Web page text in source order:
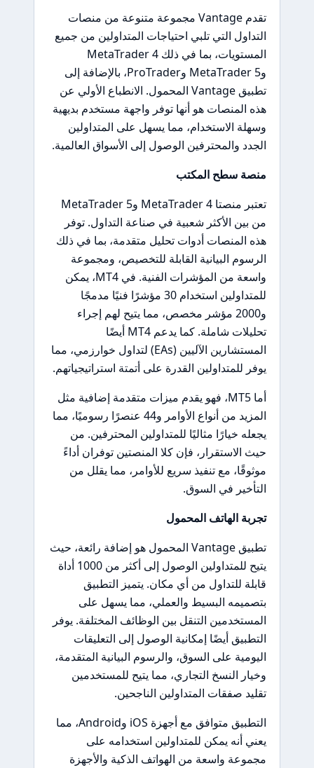
تقدم Vantage مجموعة متنوعة من منصات
التداول التي تلبي احتياجات المتداولين من جميع
المستويات، بما في ذلك MetaTrader 4
وMetaTrader 5 وProTrader، بالإضافة إلى
تطبيق Vantage المحمول. الانطباع الأولي عن
هذه المنصات هو أنها توفر واجهة مستخدم بديهية
وسهلة الاستخدام، مما يسهل على المتداولين
الجدد والمحترفين الوصول إلى الأسواق العالمية.
منصة سطح المكتب
تعتبر منصتا MetaTrader 4 وMetaTrader 5
من بين الأكثر شعبية في صناعة التداول. توفر
هذه المنصات أدوات تحليل متقدمة، بما في ذلك
الرسوم البيانية القابلة للتخصيص، ومجموعة
واسعة من المؤشرات الفنية. في MT4، يمكن
للمتداولين استخدام 30 مؤشرًا فنيًا مدمجًا
و2000 مؤشر مخصص، مما يتيح لهم إجراء
تحليلات شاملة. كما يدعم MT4 أيضًا
المستشارين الآليين (EAs) لتداول خوارزمي، مما
يوفر للمتداولين القدرة على أتمتة استراتيجياتهم.
أما MT5، فهو يقدم ميزات متقدمة إضافية مثل
المزيد من أنواع الأوامر و44 عنصرًا رسوميًا، مما
يجعله خيارًا مثاليًا للمتداولين المحترفين. من
حيث الاستقرار، فإن كلا المنصتين توفران أداءً
موثوقًا، مع تنفيذ سريع للأوامر، مما يقلل من
التأخير في السوق.
تجربة الهاتف المحمول
تطبيق Vantage المحمول هو إضافة رائعة، حيث
يتيح للمتداولين الوصول إلى أكثر من 1000 أداة
قابلة للتداول من أي مكان. يتميز التطبيق
بتصميمه البسيط والعملي، مما يسهل على
المستخدمين التنقل بين الوظائف المختلفة. يوفر
التطبيق أيضًا إمكانية الوصول إلى التعليقات
اليومية على السوق، والرسوم البيانية المتقدمة،
وخيار النسخ التجاري، مما يتيح للمستخدمين
تقليد صفقات المتداولين الناجحين.
التطبيق متوافق مع أجهزة iOS وAndroid، مما
يعني أنه يمكن للمتداولين استخدامه على
مجموعة واسعة من الهواتف الذكية والأجهزة